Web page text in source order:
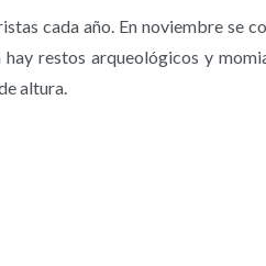
cada año. En noviembre se
restos arqueológicos y
altura.